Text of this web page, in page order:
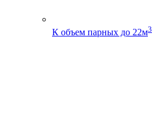
К объем парных до 22м3